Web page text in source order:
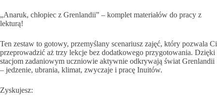
„Anaruk, chłopiec z Grenlandii” – komplet materiałów do pracy z
lekturą!
Ten zestaw to gotowy, przemyślany scenariusz zajęć, który pozwala Ci
przeprowadzić aż trzy lekcje bez dodatkowego przygotowania. Dzięki
stacjom zadaniowym uczniowie aktywnie odkrywają świat Grenlandii
– jedzenie, ubrania, klimat, zwyczaje i pracę Inuitów.
Zyskujesz: